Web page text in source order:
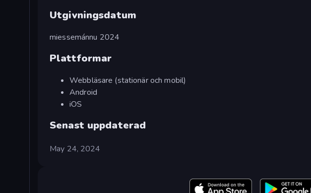
Utgivningsdatum
miessemánnu 2024
Plattformar
Webbläsare (stationär och mobil)
Android
iOS
Senast uppdaterad
May 24, 2024